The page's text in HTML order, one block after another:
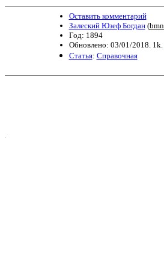
Оставить комментарий
Залеский Юзеф Богдан(
Год: 1894
Обновлено: 03/01/2018. 1k.
Статья: Справочная